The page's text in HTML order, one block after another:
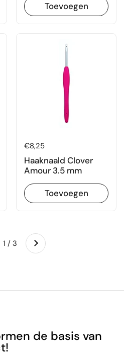
Toevoegen
Prijs:
€8,25
Haaknaald Clover
Amour 3.5 mm
Toevoegen
1 / 3 Volgende
de basis van